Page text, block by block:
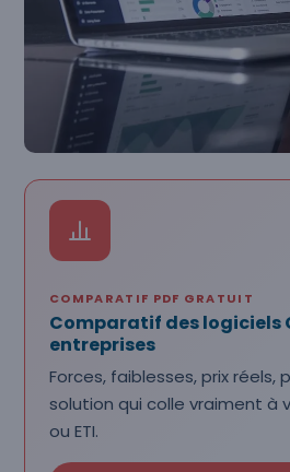
COMPARATIF PDF GRATUIT
Comparatif des logiciels
entreprises
Forces, faiblesses, prix réels,
solution qui colle vraiment à
ou ETI.